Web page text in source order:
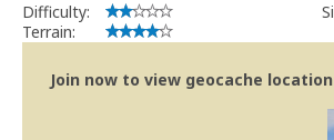
Difficulty:
Terrain:
Join now to view geocache